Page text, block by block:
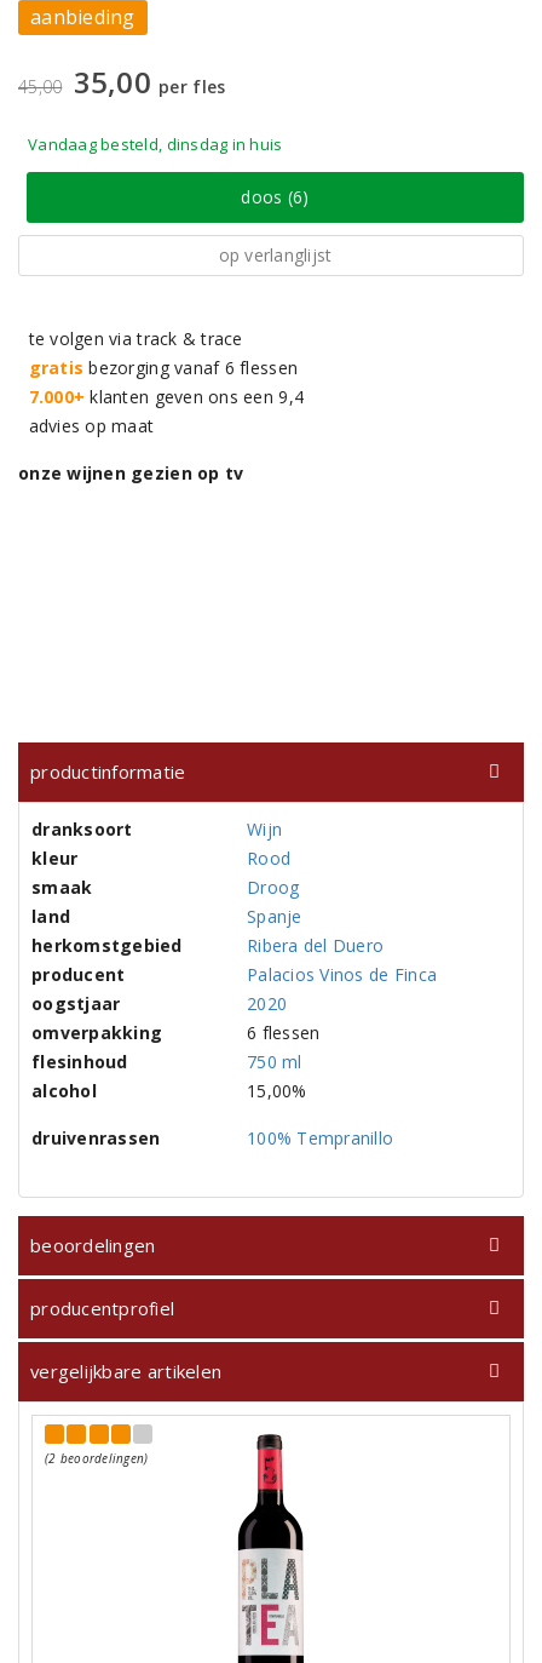
aanbieding
45,00 35,00 per fles
Vandaag besteld, dinsdag in huis
doos (6)
op verlanglijst
te volgen via track & trace
gratis bezorging vanaf 6 flessen
7.000+ klanten geven ons een 9,4
advies op maat
onze wijnen gezien op tv
productinformatie
dranksoort
Wijn
kleur
Rood
smaak
Droog
land
Spanje
herkomstgebied
Ribera del Duero
producent
Palacios Vinos de Finca
oogstjaar
2020
omverpakking
6 flessen
flesinhoud
750 ml
alcohol
15,00%
druivenrassen 100% Tempranillo
beoordelingen
producentprofiel
vergelijkbare artikelen
(2 beoordelingen)